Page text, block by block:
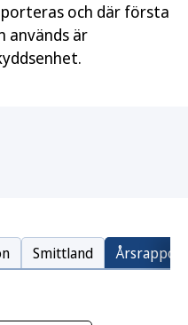
och där första
används är
Smittland Årsrapport